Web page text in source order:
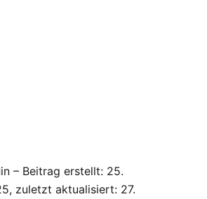
– Beitrag erstellt: 25.
zuletzt aktualisiert: 27.